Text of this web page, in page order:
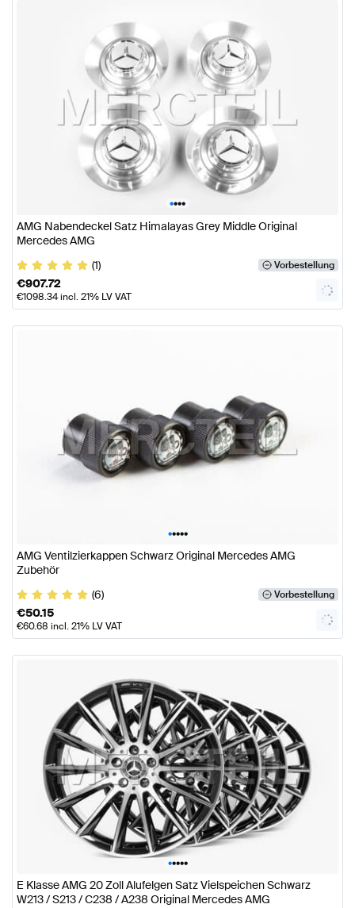
••••
AMG Nabendeckel Satz Himalayas Grey Middle Original
Mercedes AMG
(1)
Vorbestellung
€907.72
€1098.34incl. 21% LV VAT
•••••
AMG Ventilzierkappen Schwarz Original Mercedes AMG
Zubehör
(6)
Vorbestellung
€50.15
€60.68 incl. 21% LV VAT
•••••
E Klasse AMG 20 Zoll Alufelgen Satz Vielspeichen Schwarz
W213 / S213 / C238 / A238 Original Mercedes AMG